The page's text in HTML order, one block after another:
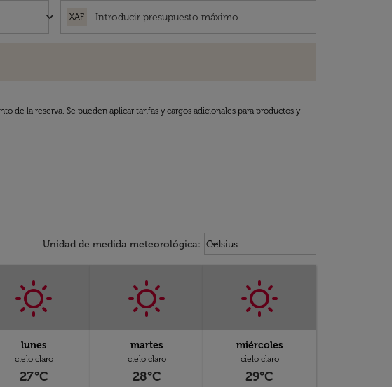
keyboard_arrow_down XAF
de la reserva. Se pueden aplicar tarifas y cargos adicionales para productos y
Unidad de medida meteorológica: Weather unit option Celsius
Celsius
keyboard_arrow_down
lunes
cielo claro
27°C
martes
cielo claro
28°C
miércoles
cielo claro
29°C